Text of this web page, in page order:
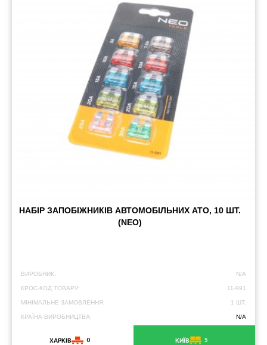
Пневматичні з'єднання
Оснащення причепів
Автономне опалення та кондиціонування
Стяжні ремені та троси
НАБІР ЗАПОБІЖНИКІВ АВТОМОБІЛЬНИХ ATO, 10 ШТ.
(NEO)
ВИРОБНИК: N/A
КРОС-КОД ТОВАРУ: 11-991
МІНІМАЛЬНЕ ЗАМОВЛЕННЯ: 1 ШТ.
КРАЇНА ВИРОБНИЦТВА: N/A
ХАРКІВ 0 КИЇВ 5